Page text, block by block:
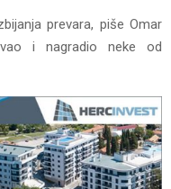
prevara, piše Omar
i nagradio neke od